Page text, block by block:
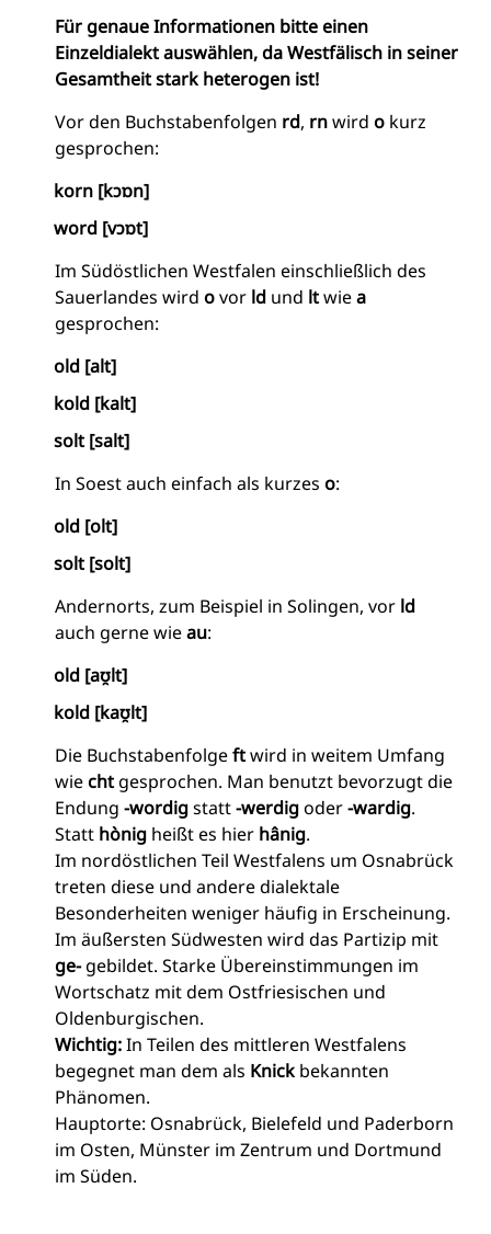
Für genaue Informationen bitte einen
Einzeldialekt auswählen, da Westfälisch in seiner
Gesamtheit stark heterogen ist!
Vor den Buchstabenfolgen rd, rnwird o kurz
gesprochen:
korn [kɔɒn]
word [vɔɒt]
Im Südöstlichen Westfalen einschließlich des
Sauerlandes wird ovor ld und ltwiea
gesprochen:
old [alt]
kold [kalt]
solt [salt]
In Soest auch einfach als kurzes o:
old [olt]
solt [solt]
Andernorts, zum Beispiel in Solingen, vor ld
auch gerne wieau:
old [aʊ̯lt]
kold [kaʊ̯lt]
Die Buchstabenfolgeftwird in weitem Umfang
wiecht gesprochen. Man benutzt bevorzugt die
Endung -wordigstatt-werdigoder-wardig.
Statt hònig heißt es hier hânig.
Im nordöstlichen Teil Westfalens um Osnabrück
treten diese und andere dialektale
Besonderheiten weniger häufig in Erscheinung.
Im äußersten Südwesten wird das Partizip mit
ge-gebildet. Starke Übereinstimmungen im
Wortschatz mit dem Ostfriesischen und
Oldenburgischen.
Wichtig:In Teilen des mittleren Westfalens
begegnet man dem als Knickbekannten
Phänomen.
Hauptorte: Osnabrück, Bielefeld und Paderborn
im Osten, Münster im Zentrum und Dortmund
im Süden.